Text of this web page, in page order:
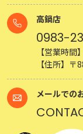
高鍋店
0983-
【営業時間
【住所】
メールでの